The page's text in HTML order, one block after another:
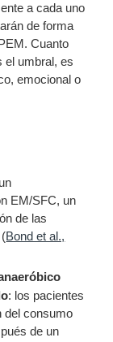
a cada uno
de forma
Cuanto
el umbral, es
emocional o
EM/SFC, un
de las
Bond et al.,
: los pacientes
del consumo
de un